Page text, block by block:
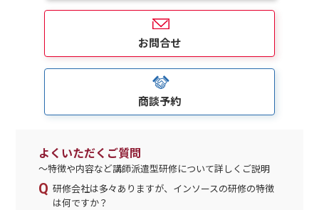
お問合せ
商談予約
よくいただくご質問
～特徴や内容など講師派遣型研修について詳しくご説明
研修会社は多々ありますが、インソースの研修の特徴
は何ですか？